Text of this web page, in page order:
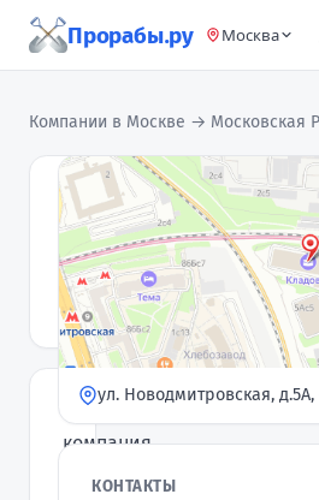
Прорабы.ру Москва
Компании в Москве → Московская
Московская
Компания
★4,5· 10 отзывов
компания
ул. Новодмитровская, д.5А,
КОНТАКТЫ